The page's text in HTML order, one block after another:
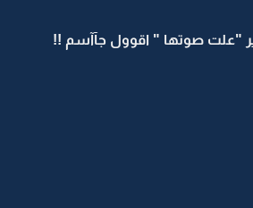
"علت صوتها " اقوول جآآسم !!